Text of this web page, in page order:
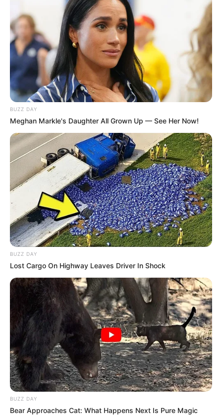
Há muitos itens que não podem falar para o
funcionamento de uma casa. Obviamente, estaria
nesta lista sofás e outros tipos de assentos.
Afinal, as pessoas precisam descansar os seus
corpos e relaxar. Inclusive há espaços certos para
isto dentro de casa, sobretudo no setor social.
de sala , por exemplo?
Bem, existem artigos que são considerados
coringas pelos planejadores de interiores. Alguns
maiores, como é o caso das poltronas, e outros
menores e fáceis de se encontrar à venda, como as
almofadas.
BUZZ DAY
Meghan Markle's Daughter All Grown Up — See Her Now!
BUZZ DAY
Lost Cargo On Highway Leaves Driver In Shock
BUZZ DAY
Bear Approaches Cat: What Happens Next Is Pure Magic